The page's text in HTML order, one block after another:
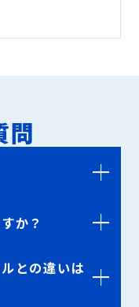
問
か？
との違いは